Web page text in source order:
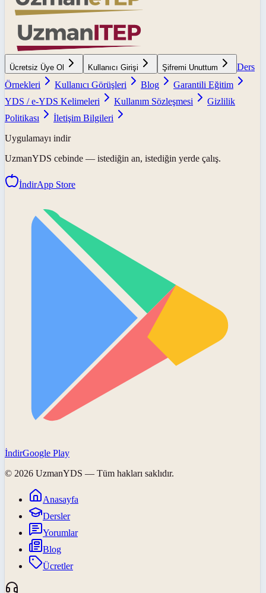
Ücretsiz Üye Ol Kullanıcı Girişi Şifremi Unuttum
Ders
Örnekleri
Kullanıcı Görüşleri Blog
Garantili Eğitim
YDS / e-YDS Kelimeleri
Kullanım Sözleşmesi
Gizlilik
Politikası
İletişim Bilgileri
Uygulamayı indir
UzmanYDS cebinde — istediğin an, istediğin yerde çalış.
İndirApp Store
İndirGoogle Play
© 2026 UzmanYDS — Tüm hakları saklıdır.
Anasayfa
Dersler
Yorumlar
Blog
Ücretler